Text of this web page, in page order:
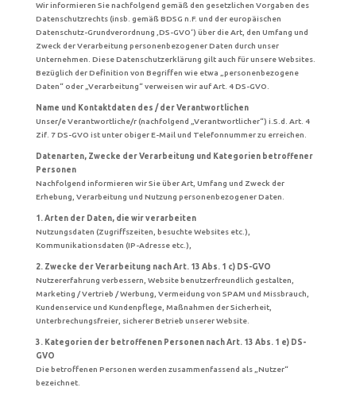
Wir informieren Sie nachfolgend gemäß den gesetzlichen Vorgaben des
Datenschutzrechts (insb. gemäß BDSG n.F. und der europäischen
Datenschutz-Grundverordnung ‚DS-GVO‘) über die Art, den Umfang und
Zweck der Verarbeitung personenbezogener Daten durch unser
Unternehmen. Diese Datenschutzerklärung gilt auch für unsere Websites.
Bezüglich der Definition von Begriffen wie etwa „personenbezogene
Daten“ oder „Verarbeitung“ verweisen wir auf Art. 4 DS-GVO.
Name und Kontaktdaten des / der Verantwortlichen
Unser/e Verantwortliche/r (nachfolgend „Verantwortlicher“) i.S.d. Art. 4
Zif. 7 DS-GVO ist unter obiger E-Mail und Telefonnummer zu erreichen.
Datenarten, Zwecke der Verarbeitung und Kategorien betroffener
Personen
Nachfolgend informieren wir Sie über Art, Umfang und Zweck der
Erhebung, Verarbeitung und Nutzung personenbezogener Daten.
1. Arten der Daten, die wir verarbeiten
Nutzungsdaten (Zugriffszeiten, besuchte Websites etc.),
Kommunikationsdaten (IP-Adresse etc.),
2. Zwecke der Verarbeitung nach Art. 13 Abs. 1 c) DS-GVO
Nutzererfahrung verbessern, Website benutzerfreundlich gestalten,
Marketing / Vertrieb / Werbung, Vermeidung von SPAM und Missbrauch,
Kundenservice und Kundenpflege, Maßnahmen der Sicherheit,
Unterbrechungsfreier, sicherer Betrieb unserer Website.
3. Kategorien der betroffenen Personen nach Art. 13 Abs. 1 e) DS-
GVO
Die betroffenen Personen werden zusammenfassend als „Nutzer“
bezeichnet.